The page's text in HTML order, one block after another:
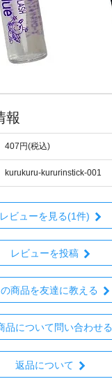
報
407円(税込)
kurukuru-kururinstick-001
レビューを見る(1件)
レビューを投稿
の商品を友達に教える
品について問い合わせる
返品について